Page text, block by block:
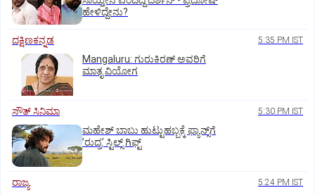
ಹೇಳಿದ್ದೇನು?
ದಕ್ಷಿಣಕನ್ನಡ 5:35 PM IST
Mangaluru: ಗುರುಕಿರಣ್ ಅವರಿಗೆ
ಮಾತೃ ವಿಯೋಗ
ಸೌತ್‌ ಸಿನಿಮಾ 5:30 PM IST
ಮಹೇಶ್‌ ಬಾಬು ಹುಟ್ಟುಹಬ್ಬಕ್ಕೆ ಫ್ಯಾನ್ಸ್‌ಗೆ
ʼರುದ್ರʼ ಸ್ಟಿಲ್ಸ್‌ ಗಿಫ್ಟ್
ರಾಜ್ಯ 5:24 PM IST